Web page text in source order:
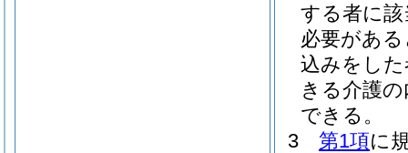
する者に
必要があ
込みをし
きる介護
できる。
3
第1項に